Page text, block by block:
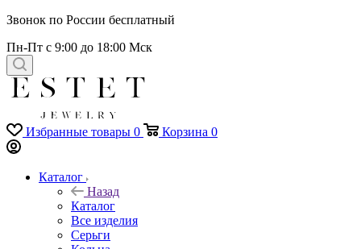
Звонок по России бесплатный
Пн-Пт с 9:00 до 18:00 Мск
Избранные товары 0 Корзина 0
Каталог
Назад
Каталог
Все изделия
Серьги